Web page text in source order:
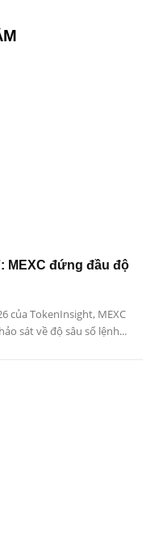
MEXC đứng đầu độ
của TokenInsight, MEXC
sát về độ sâu sổ lệnh...